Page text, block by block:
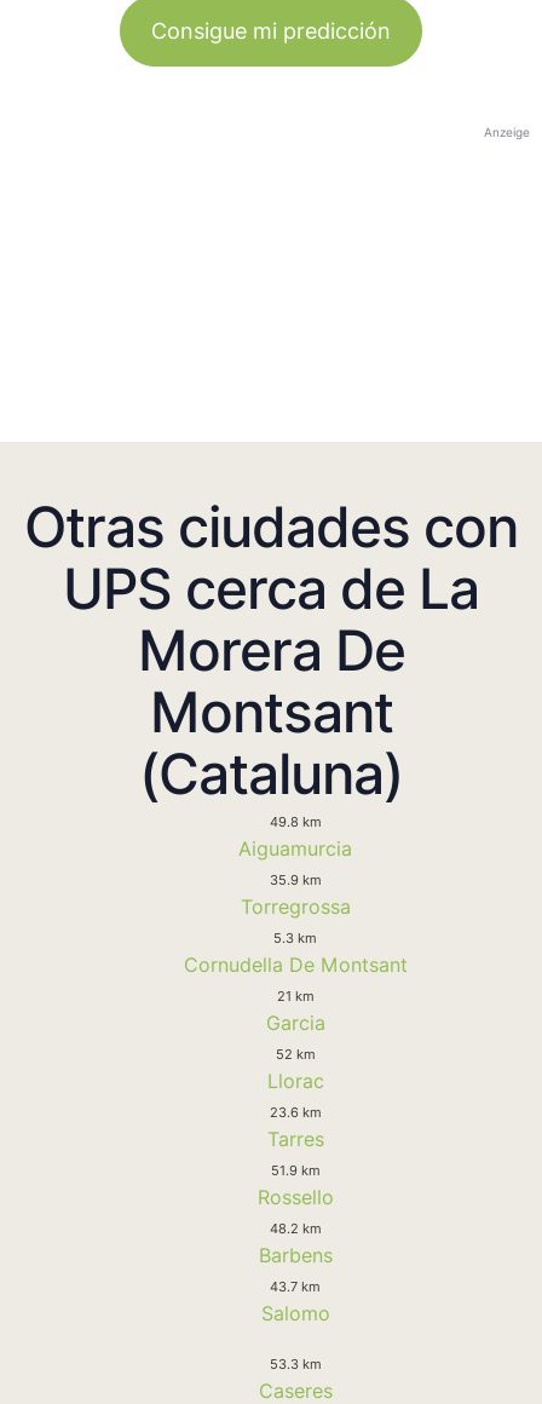
Consigue mi predicción
Anzeige
Otras ciudades con
UPS cerca de La
Morera De
Montsant
(Cataluna)
49.8 km
Aiguamurcia
35.9 km
Torregrossa
5.3 km
Cornudella De Montsant
21 km
Garcia
52 km
Llorac
23.6 km
Tarres
51.9 km
Rossello
48.2 km
Barbens
43.7 km
Salomo
53.3 km
Caseres